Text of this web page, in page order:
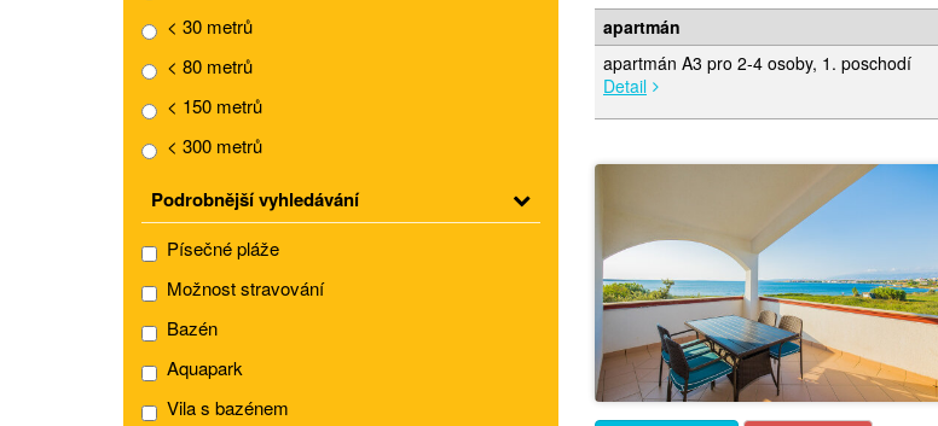
< 30 metrů
< 80 metrů
< 150 metrů
< 300 metrů
Podrobnější vyhledávání
Písečné pláže
Možnost stravování
Bazén
Aquapark
Vila s bazénem
apartmán
apartmán A3 pro 2-4 osoby, 1. poschodí
Detail